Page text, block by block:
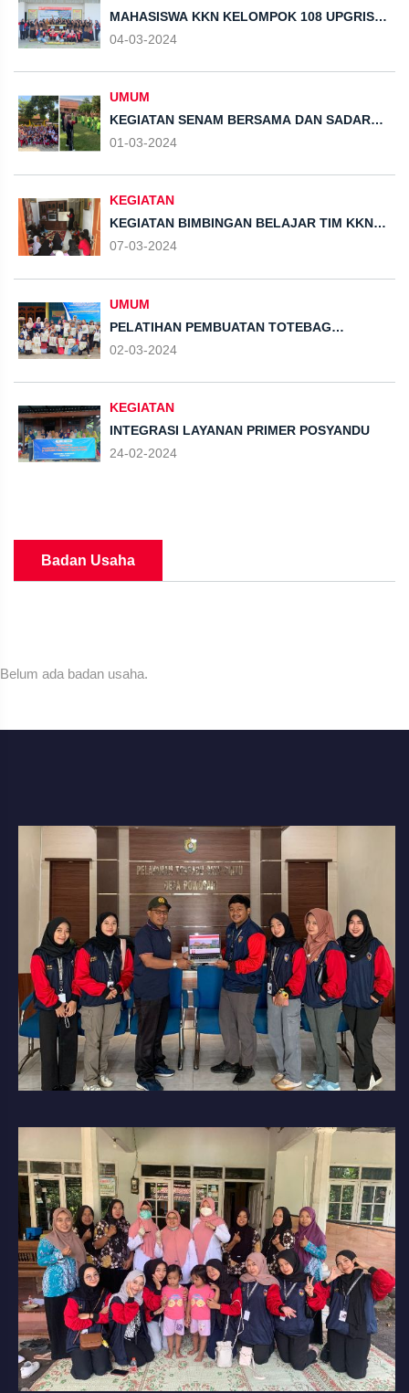
MAHASISWA KKN KELOMPOK 108 UPGRIS
PISANG SEBAGAI MEDIA TANAM BUDIDAYA
04-03-2024
UMUM
KEGIATAN SENAM BERSAMA DAN SADAR
DENGAN SD NEGERI 01 & 02 DESA
01-03-2024
KEGIATAN
KEGIATAN BIMBINGAN BELAJAR TIM KKN
UPGRIS BERSAMA DENGAN SISWA-SISWI
SEKOLAH DASAR DI DESA ROWOSARI,
07-03-2024
UMUM
PELATIHAN PEMBUATAN TOTEBAG
ANAK-ANAK DESA ROWOSARI
02-03-2024
KEGIATAN
INTEGRASI LAYANAN PRIMER POSYANDU
24-02-2024
Badan Usaha
Belum ada badan usaha.